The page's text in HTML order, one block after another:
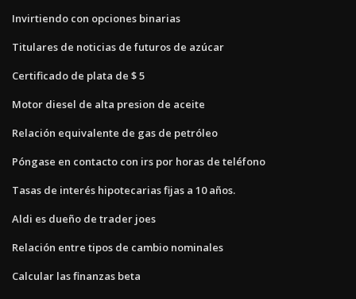
Invirtiendo con opciones binarias
Titulares de noticias de futuros de azúcar
Certificado de plata de $ 5
Motor diesel de alta presion de aceite
Relación equivalente de gas de petróleo
Póngase en contacto con irs por horas de teléfono
Tasas de interés hipotecarias fijas a 10 años.
Aldi es dueño de trader joes
Relación entre tipos de cambio nominales
Calcular las finanzas beta